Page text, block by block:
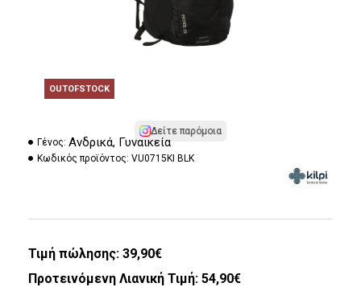
OUTOFSTOCK
Δείτε παρόμοια
Γένος: Ανδρικά, Γυναικεία
Κωδικός προϊόντος: VU0715KI BLK
Τιμή πώλησης: 39,90€
Προτεινόμενη Λιανική Τιμή: 54,90€